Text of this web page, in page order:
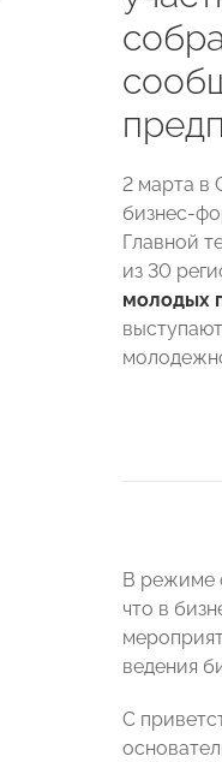
2 марта в
бизнес-
Главной
из 30
молодых
В режиме
что в
ведения
С